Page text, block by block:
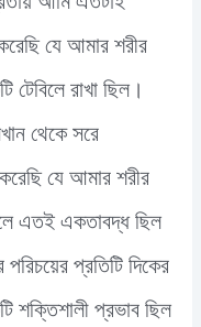
যে আমার শরীর
রাখা ছিল।
থেকে সরে
যে আমার শরীর
এতই একতাবদ্ধ ছিল
প্রতিটি দিকের
প্রভাব ছিল